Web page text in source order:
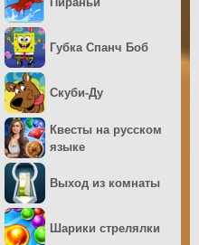
Губка Спанч Боб
Скуби-Ду
Квесты на русском
языке
Выход из комнаты
Шарики стрелялки